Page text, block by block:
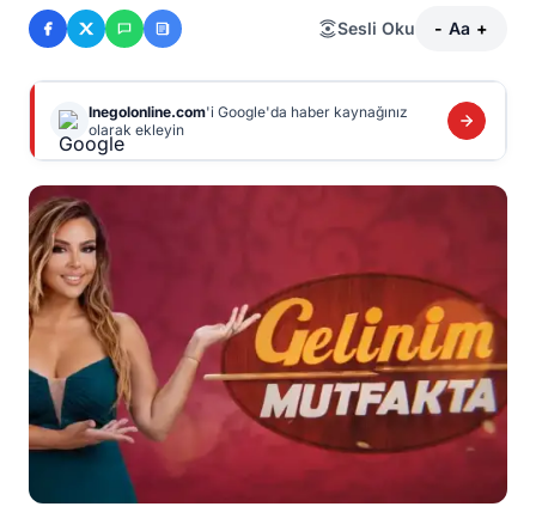
Sesli Oku - Aa +
Inegolonline.com'i Google'da haber kaynağınız
olarak ekleyin